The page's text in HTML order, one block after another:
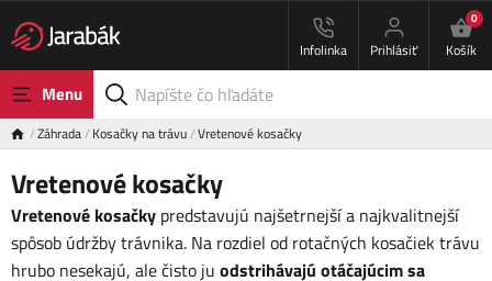
Infolinka Prihlásiť
0
Košík
Menu
Záhrada Kosačky na trávu Vretenové kosačky
Vretenové kosačky
Vretenové kosačky predstavujú najšetrnejší a najkvalitnejší
spôsob údržby trávnika. Na rozdiel od rotačných kosačiek trávu
hrubo nesekajú, ale čisto ju odstrihávajú otáčajúcim sa